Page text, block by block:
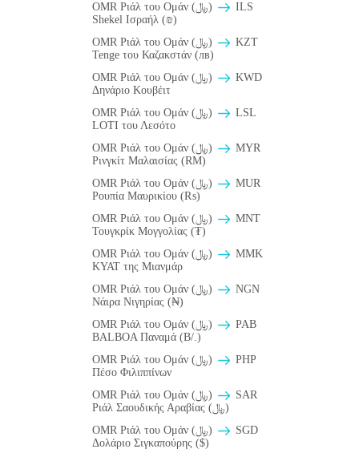
OMR Ριάλ του Ομάν (﷼)
ILS
Shekel Ισραήλ (₪)
OMR Ριάλ του Ομάν (﷼)
KZT
Tenge του Καζακστάν (лв)
OMR Ριάλ του Ομάν (﷼)
KWD
Δηνάριο Κουβέιτ
OMR Ριάλ του Ομάν (﷼)
LSL
LOTI του Λεσότο
OMR Ριάλ του Ομάν (﷼)
MYR
Ρινγκίτ Μαλαισίας (RM)
OMR Ριάλ του Ομάν (﷼)
MUR
Ρουπία Μαυρικίου (₨)
OMR Ριάλ του Ομάν (﷼)
MNT
Τουγκρίκ Μογγολίας (₮)
OMR Ριάλ του Ομάν (﷼)
MMK
KYAT της Μιανμάρ
OMR Ριάλ του Ομάν (﷼)
NGN
Νάιρα Νιγηρίας (₦)
OMR Ριάλ του Ομάν (﷼)
PAB
BALBOA Παναμά (B/.)
OMR Ριάλ του Ομάν (﷼)
PHP
Πέσο Φιλιππίνων
OMR Ριάλ του Ομάν (﷼)
SAR
Ριάλ Σαουδικής Αραβίας (﷼)
OMR Ριάλ του Ομάν (﷼)
SGD
Δολάριο Σιγκαπούρης ($)